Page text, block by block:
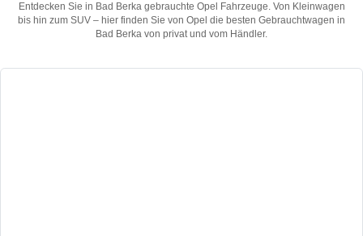
Entdecken Sie in Bad Berka gebrauchte Opel Fahrzeuge. Von Kleinwagen
bis hin zum SUV – hier finden Sie von Opel die besten Gebrauchtwagen in
Bad Berka von privat und vom Händler.